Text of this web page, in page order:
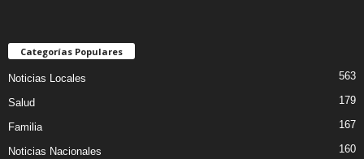
Categorías Populares
Noticias Locales 563
Salud 179
Familia 167
Noticias Nacionales 160